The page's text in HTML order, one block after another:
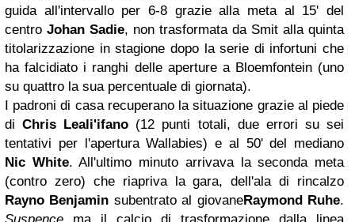
guida all'intervallo per 6-8 grazie alla meta al 15' del
centro Johan Sadie, non trasformata da Smit alla quinta
titolarizzazione in stagione dopo la serie di infortuni che
ha falcidiato i ranghi delle aperture a Bloemfontein (uno
su quattro la sua percentuale di giornata).
I padroni di casa recuperano la situazione grazie al piede
diChris Leali'ifano (12 punti totali, due errori su sei
tentativi per l'apertura Wallabies) e al 50' del mediano
Nic White. All'ultimo minuto arrivava la seconda meta
(contro zero) che riapriva la gara, dell'ala di rincalzo
Rayno Benjamin subentrato al giovaneRaymond Ruhe.